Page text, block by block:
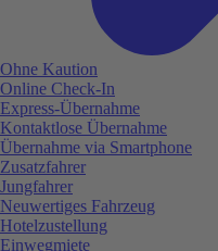
Ohne Kaution
Online Check-In
Express-Übernahme
Kontaktlose Übernahme
Übernahme via Smartphone
Zusatzfahrer
Jungfahrer
Neuwertiges Fahrzeug
Hotelzustellung
Einwegmiete